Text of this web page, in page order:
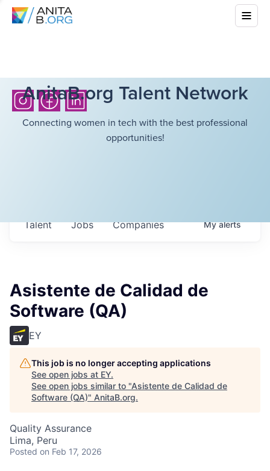
AnitaB.org Talent Network
Connecting women in tech with the best professional
opportunities!
Jobs Companies
Talent Myalerts
Asistente de Calidad de
Software (QA)
EY
This job is no longer accepting applications
See open jobs at EY.
See open jobs similar to "Asistente de Calidad de
Software (QA)" AnitaB.org.
Quality Assurance
Lima, Peru
Posted on Feb 17, 2026